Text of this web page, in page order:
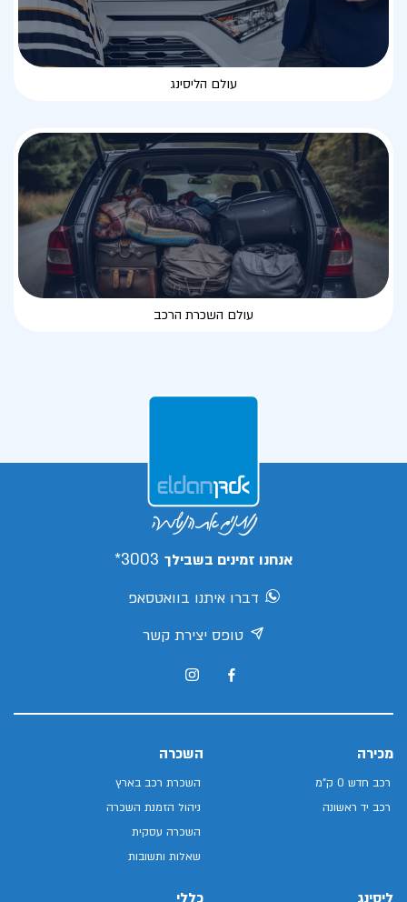
עולם הליסינג
עולם השכרת הרכב
אנחנו זמינים בשבילך 3003*
דברו איתנו בוואטסאפ
טופס יצירת קשר
מכירה
רכב חדש 0 ק"מ
רכב יד ראשונה
השכרה
השכרת רכב בארץ
ניהול הזמנת השכרה
השכרה עסקית
שאלות ותשובות
ליסינג כללי